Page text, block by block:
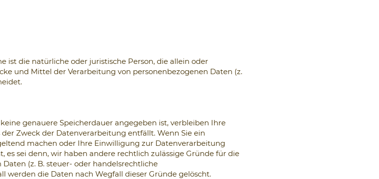
ist die natürliche oder juristische Person, die allein oder
und Mittel der Verarbeitung von personenbezogenen Daten (z.
genauere Speicherdauer angegeben ist, verbleiben Ihre
Zweck der Datenverarbeitung entfällt. Wenn Sie ein
machen oder Ihre Einwilligung zur Datenverarbeitung
es sei denn, wir haben andere rechtlich zulässige Gründe für die
(z. B. steuer- oder handelsrechtliche
werden die Daten nach Wegfall dieser Gründe gelöscht.